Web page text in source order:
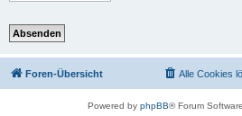
Foren-Übersicht Alle Cookies
Powered by phpBB® Forum